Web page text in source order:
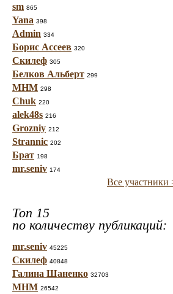
sm 865
Yana 398
Admin 334
Борис Ассеев 320
Скилеф 305
Белков Альберт 299
МНМ 298
Chuk 220
alek48s 216
Grozniy 212
Strannic 202
Брат 198
mr.seniv 174
Все участники
Топ 15
по количеству публикаций:
mr.seniv 45225
Скилеф 40848
Галина Шаненко 32703
МНМ 26542